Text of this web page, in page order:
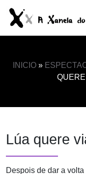
INICIO»
Lúa quere
Despois de dar a